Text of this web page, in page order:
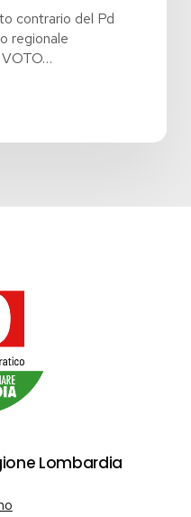
contrario del Pd
regionale
Lombardia